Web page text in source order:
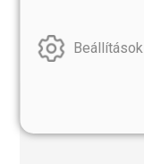
Beállítások